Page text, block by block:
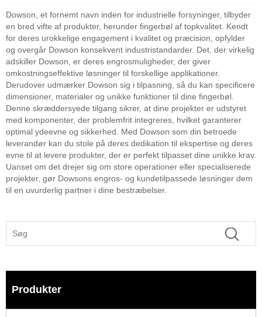
Dowson, et fornemt navn inden for industrielle forsyninger, tilbyder
en bred vifte af produkter, herunder fingerbøl af topkvalitet. Kendt
for deres urokkelige engagement i kvalitet og præcision, opfylder
og overgår Dowson konsekvent industristandarder. Det, der virkelig
adskiller Dowson, er deres engrosmuligheder, der giver
omkostningseffektive løsninger til forskellige applikationer.
Derudover udmærker Dowson sig i tilpasning, så du kan specificere
dimensioner, materialer og unikke funktioner til dine fingerbøl.
Denne skræddersyede tilgang sikrer, at dine projekter er udstyret
med komponenter, der problemfrit integreres, hvilket garanterer
optimal ydeevne og sikkerhed. Med Dowson som din betroede
leverandør kan du stole på deres dedikation til ekspertise og deres
evne til at levere produkter, der er perfekt tilpasset dine unikke krav.
Uanset om det drejer sig om store operationer eller specialiserede
projekter, gør Dowsons engros- og kundetilpassede løsninger dem
til en uvurderlig partner i dine bestræbelser.
Produkter